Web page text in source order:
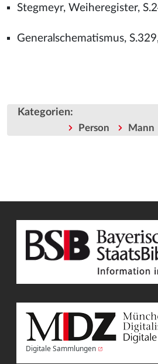
Stegmeyr, Weiheregister,
Generalschematismus,
Kategorien:
Person Mann
Digitale Sammlungen